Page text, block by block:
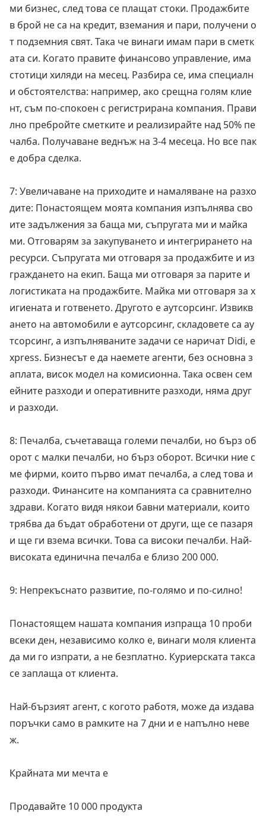
ми бизнес, след това се плащат стоки. Продажбите
в брой не са на кредит, вземания и пари, получени о
т подземния свят. Така че винаги имам пари в сметк
ата си. Когато правите финансово управление, има
стотици хиляди на месец. Разбира се, има специалн
и обстоятелства: например, ако срещна голям клие
нт, съм по-спокоен с регистрирана компания. Прави
лно пребройте сметките и реализирайте над 50% пе
чалба. Получаване веднъж на 3-4 месеца. Но все пак
е добра сделка.
7: Увеличаване на приходите и намаляване на разхо
дите: Понастоящем моята компания изпълнява сво
ите задължения за баща ми, съпругата ми и майка
ми. Отговарям за закупуването и интегрирането на
ресурси. Съпругата ми отговаря за продажбите и из
граждането на екип. Баща ми отговаря за парите и
логистиката на продажбите. Майка ми отговаря за х
игиената и готвенето. Другото е аутсорсинг. Извикв
ането на автомобили е аутсорсинг, складовете са ау
тсорсинг, а изпълняваните задачи се наричат Didi, e
xpress. Бизнесът е да наемете агенти, без основна з
аплата, висок модел на комисионна. Така освен сем
ейните разходи и оперативните разходи, няма друг
и разходи.
8: Печалба, съчетаваща големи печалби, но бърз об
орот с малки печалби, но бърз оборот. Всички ние с
ме фирми, които първо имат печалба, а след това и
разходи. Финансите на компанията са сравнително
здрави. Когато видя някои бавни материали, които
трябва да бъдат обработени от други, ще се пазаря
и ще ги взема всички. Това са високи печалби. Най-
високата единична печалба е близо 200 000.
9: Непрекъснато развитие, по-голямо и по-силно!
Понастоящем нашата компания изпраща 10 проби
всеки ден, независимо колко е, винаги моля клиента
да ми го изпрати, а не безплатно. Куриерската такса
се заплаща от клиента.
Най-бързият агент, с когото работя, може да издава
поръчки само в рамките на 7 дни и е напълно неве
ж.
Крайната ми мечта е
Продавайте 10 000 продукта